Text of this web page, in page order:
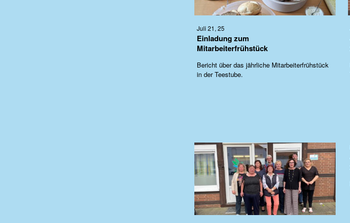
Juli 21, 25
Einladung zum
Mitarbeiterfrühstück
Bericht über das jährliche Mitarbeiterfrühstück
in der Teestube.